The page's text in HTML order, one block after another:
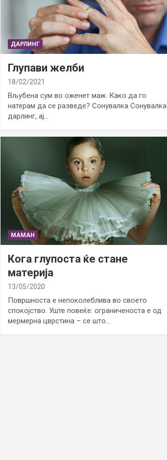
ДАРЛИНГ
Глупави желби
18/02/2021
Вљубена сум во оженет маж. Како да го
натерам да се разведе? Сонувалка Сонувалка
дарлинг, ај…
МАМАН
Кога глупоста ќе стане
материја
13/05/2020
Површноста е непоколеблива во своето
спокојство. Уште повеќе: ограниченоста е од
мермерна цврстина – се што…